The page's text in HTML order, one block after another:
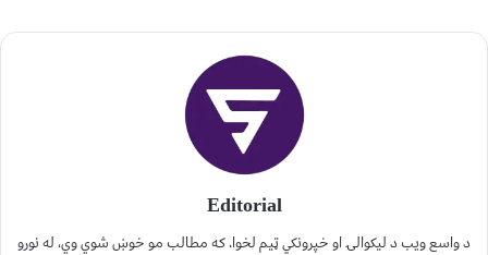
Editorial
د واسع ویب د لیکوالۍ او خپرونکي ټیم لخوا. که مطالب مو خوښ شوي وي، له نورو